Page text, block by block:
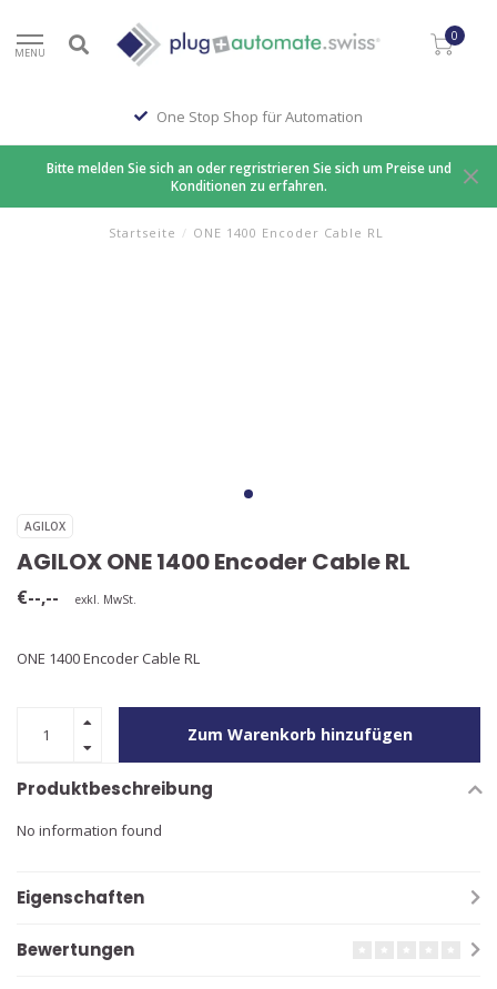
MENU
0
One Stop Shop für Automation
Bitte melden Sie sich an oder regristrieren Sie sich um Preise und
Konditionen zu erfahren.
Startseite / ONE 1400 Encoder Cable RL
AGILOX
AGILOX ONE 1400 Encoder Cable RL
€--,-- exkl. MwSt.
ONE 1400 Encoder Cable RL
Zum Warenkorb hinzufügen
Produktbeschreibung
No information found
Eigenschaften
Bewertungen